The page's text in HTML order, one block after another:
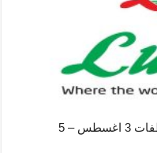
عروض لولو قطر اليوم مهرجان المنظفات 3 اغسطس – 5